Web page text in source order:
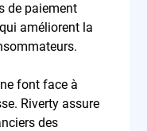
de paiement
améliorent la
font face à
Riverty assure
des